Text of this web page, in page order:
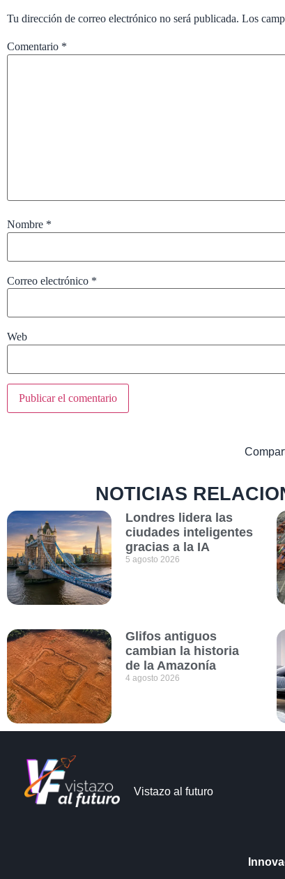
Tu dirección de correo electrónico no será publicada. Los
Comentario *
Nombre *
Correo electrónico *
Web
NOTICIAS
Londres lidera las
ciudades inteligentes
gracias a la IA
5 agosto 2026
Glifos antiguos
cambian la historia
de la Amazonía
4 agosto 2026
Vistazo al futuro